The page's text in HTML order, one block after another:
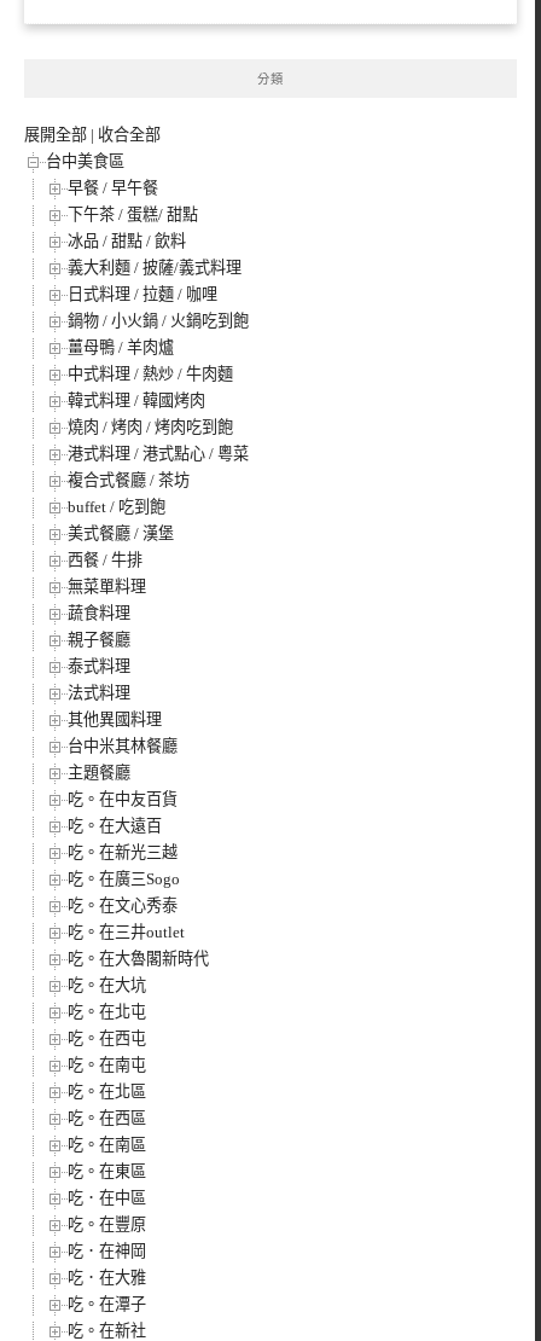
分類
展開全部 | 收合全部
台中美食區
早餐 / 早午餐
下午茶 / 蛋糕/ 甜點
冰品 / 甜點 / 飲料
義大利麵 / 披薩/義式料理
日式料理 / 拉麵 / 咖哩
鍋物 / 小火鍋 / 火鍋吃到飽
薑母鴨 / 羊肉爐
中式料理 / 熱炒 / 牛肉麵
韓式料理 / 韓國烤肉
燒肉 / 烤肉 / 烤肉吃到飽
港式料理 / 港式點心 / 粵菜
複合式餐廳 / 茶坊
buffet / 吃到飽
美式餐廳 / 漢堡
西餐 / 牛排
無菜單料理
蔬食料理
親子餐廳
泰式料理
法式料理
其他異國料理
台中米其林餐廳
主題餐廳
吃。在中友百貨
吃。在大遠百
吃。在新光三越
吃。在廣三Sogo
吃。在文心秀泰
吃。在三井outlet
吃。在大魯閣新時代
吃。在大坑
吃。在北屯
吃。在西屯
吃。在南屯
吃。在北區
吃。在西區
吃。在南區
吃。在東區
吃．在中區
吃。在豐原
吃．在神岡
吃．在大雅
吃。在潭子
吃。在新社